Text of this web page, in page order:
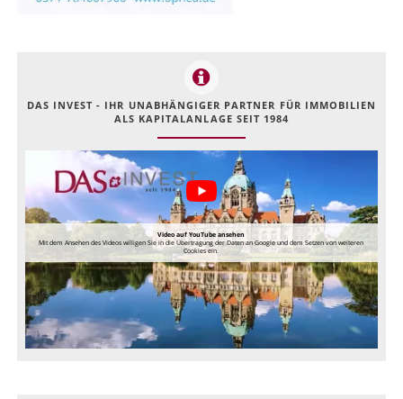
DAS INVEST - IHR UNABHÄNGIGER PARTNER FÜR IMMOBILIEN
ALS KAPITALANLAGE SEIT 1984
Video auf YouTube ansehen
Mit dem Ansehen des Videos willigen Sie in die Übertragung der Daten an Google und dem Setzen von weiteren
Cookies ein.